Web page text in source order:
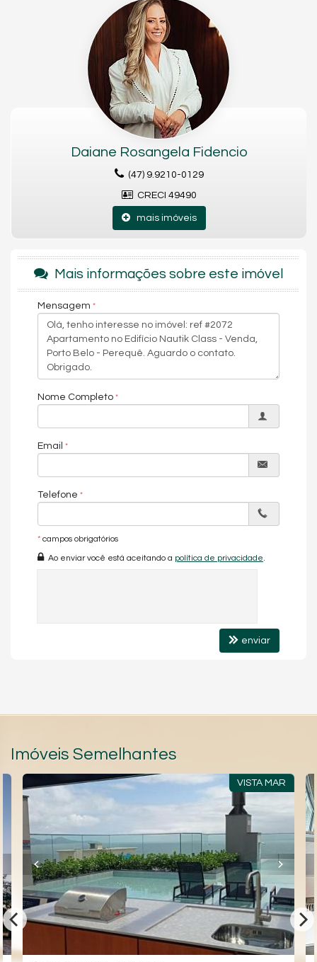
Medidores Individuais
Quiosque Externo
Hall Decorado e Mobiliado
Daiane Rosangela Fidencio
(47) 9.9210-0129
CRECI 49490
mais imóveis
Mais informações sobre este imóvel
Mensagem
Nome Completo
Email
Telefone
* campos obrigatórios
Ao enviar você está aceitando a política de privacidade
enviar
Imóveis Semelhantes
VISTA MAR